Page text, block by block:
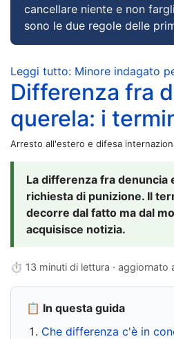
cancellare niente e non
sono le due regole delle
Leggi tutto: Minore indagato
Differenza fra
querela: i
Arresto all'estero e difesa
La differenza fra denuncia
richiesta di punizione. Il
decorre dal fatto ma dal
acquisisce notizia.
⏱ 13 minuti di lettura · aggiornato
📋 In questa guida
Che differenza c'è in